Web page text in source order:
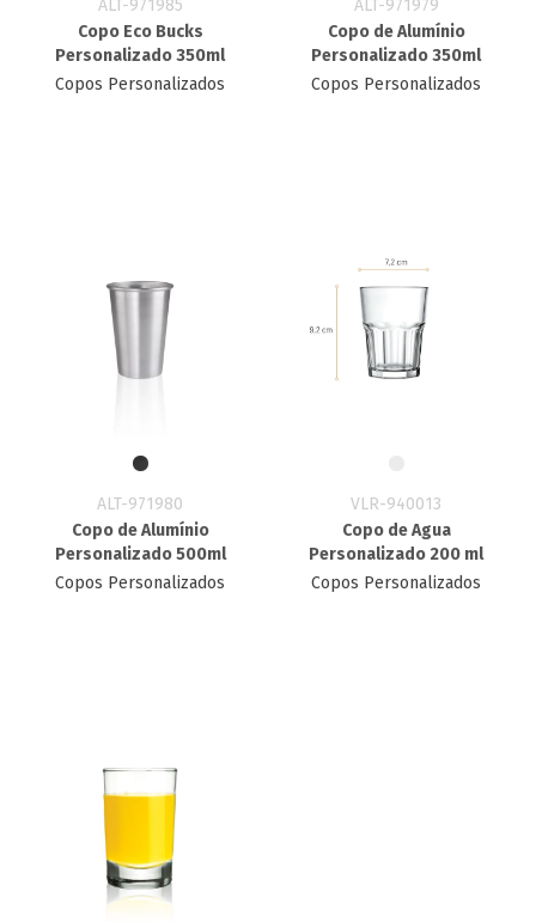
ALT-971985
Copo Eco Bucks
Personalizado 350ml
Copos Personalizados
ALT-971979
Copo de Alumínio
Personalizado 350ml
Copos Personalizados
ALT-971980
Copo de Alumínio
Personalizado 500ml
Copos Personalizados
VLR-940013
Copo de Agua
Personalizado 200 ml
Copos Personalizados